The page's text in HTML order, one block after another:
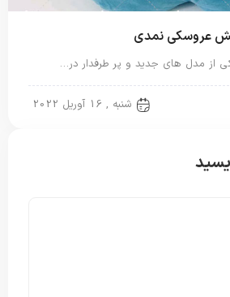
عروسکی نمدی
از مدل های جدید و پر طرفدار در…
شنبه , 16 آوریل 2022